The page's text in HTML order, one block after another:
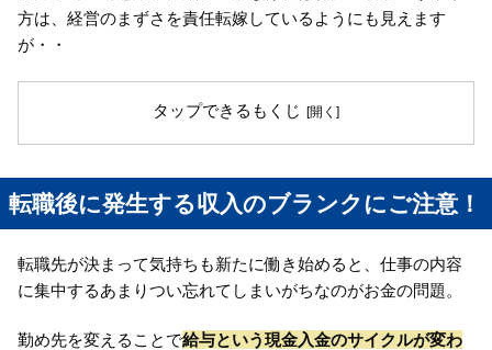
方は、経営のまずさを責任転嫁しているようにも見えます
が・・
タップできるもくじ
転職後に発生する収入のブランクにご注意！
転職先が決まって気持ちも新たに働き始めると、仕事の内容
に集中するあまりつい忘れてしまいがちなのがお金の問題。
勤め先を変えることで給与という現金入金のサイクルが変わ